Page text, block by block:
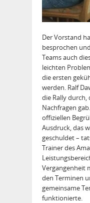
Der Vorstand
besprochen
Teams auch
leichten
die ersten
werden. Ralf
die Rally durch,
Nachfragen
offiziellen
Ausdruck, das
geschuldet –
Trainer des
Vergangenheit
den Terminen
gemeinsame
funktionierte.